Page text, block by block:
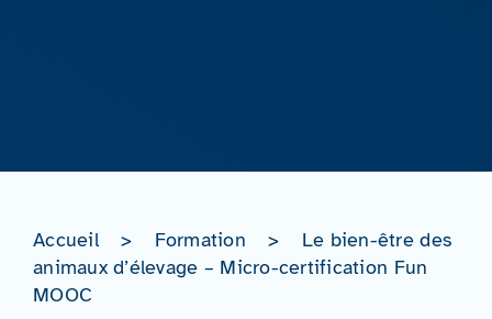
Accueil > Formation >
Le bien-être des
animaux d’élevage – Micro-certification Fun
MOOC